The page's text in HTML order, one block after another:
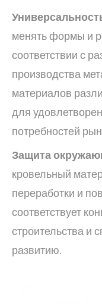
менять формы и
соответствии с
производства
материалов
для
потребностей
Защита
кровельный
переработки и
соответствует
строительства и
развитию.